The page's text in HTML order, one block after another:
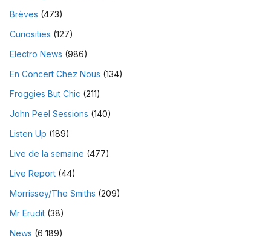
Brèves (473)
Curiosities (127)
Electro News (986)
En Concert Chez Nous (134)
Froggies But Chic (211)
John Peel Sessions (140)
Listen Up (189)
Live de la semaine (477)
Live Report (44)
Morrissey/The Smiths (209)
Mr Erudit (38)
News (6 189)